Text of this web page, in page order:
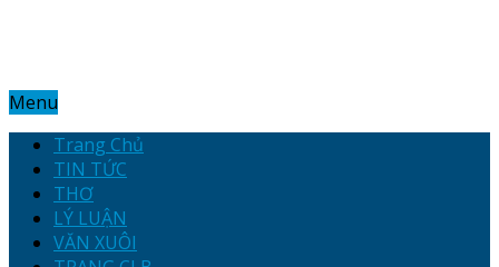
Menu
Trang Chủ
TIN TỨC
THƠ
LÝ LUẬN
VĂN XUÔI